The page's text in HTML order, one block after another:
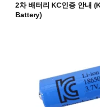
2차 배터리 KC인증 안내
Battery)